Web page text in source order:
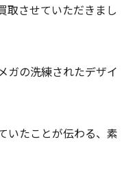
取させていただきまし
ガの洗練されたデザイ
いたことが伝わる、素